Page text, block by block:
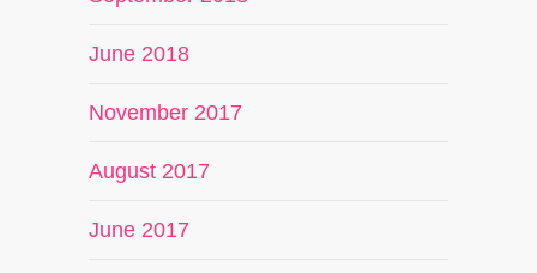
June 2018
November 2017
August 2017
June 2017